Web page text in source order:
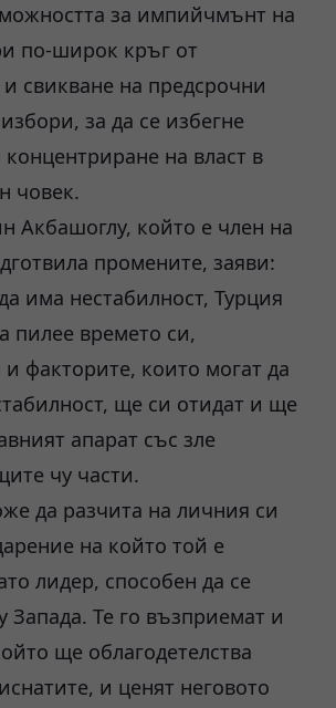
за импийчмънт на
по-широк кръг от
свикване на предсрочни
за да се избегне
на власт в
човек.
Акбашоглу, който е член на
промените, заяви:
има нестабилност, Турция
пилее времето си,
и факторите, които могат да
ще си отидат и ще
апарат със зле
чу части.
да разчита на личния си
на който той е
лидер, способен да се
Запада. Те го възприемат и
ще облагодетелства
и ценят неговото